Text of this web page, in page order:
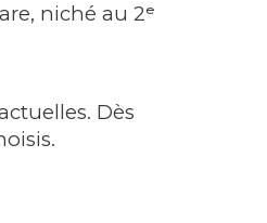
niché au 2ᵉ
Dès